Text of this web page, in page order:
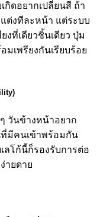
กิดอยากเปลี่ยนสี ถ้า
ต่งทีละหน้า แต่ระบบ
ที่เดียวชิ้นเดียว ปุ่ม
มเพรียงกันเรียบร้อย
วันข้างหน้าอยาก
มีคนเข้าพร้อมกัน
โก้นี้ก็รองรับการต่อ
ายดาย